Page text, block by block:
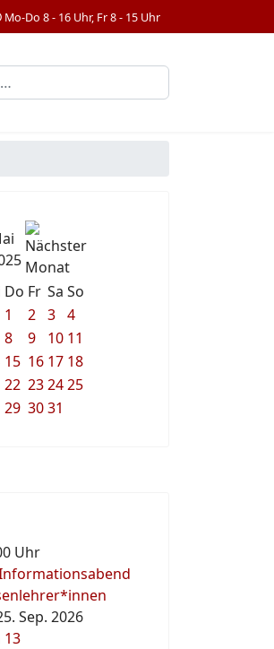
Mo-Do 8 - 16 Uhr, Fr 8 - 15 Uhr
Do Fr Sa So
1
2 3 4
8 9 10 11
15 16 17 18
22 232425
29 3031
Uhr
Sep. 2026